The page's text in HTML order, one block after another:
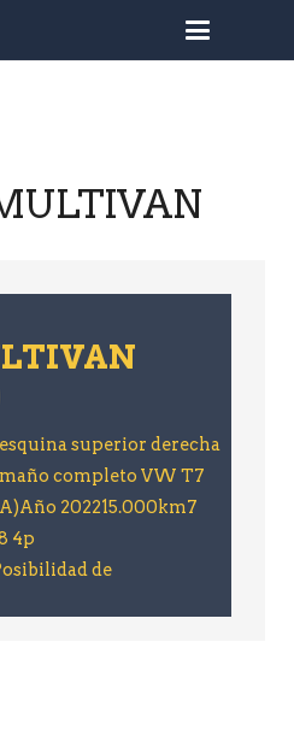
superior derecha
completo VW T7
202215.000km7
4p
de